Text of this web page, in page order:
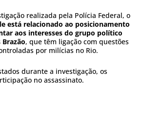
realizada pela Polícia Federal, o
está relacionado ao posicionamento
aos interesses do grupo político
, que têm ligação com questões
por milícias no Rio.
durante a investigação, os
no assassinato.